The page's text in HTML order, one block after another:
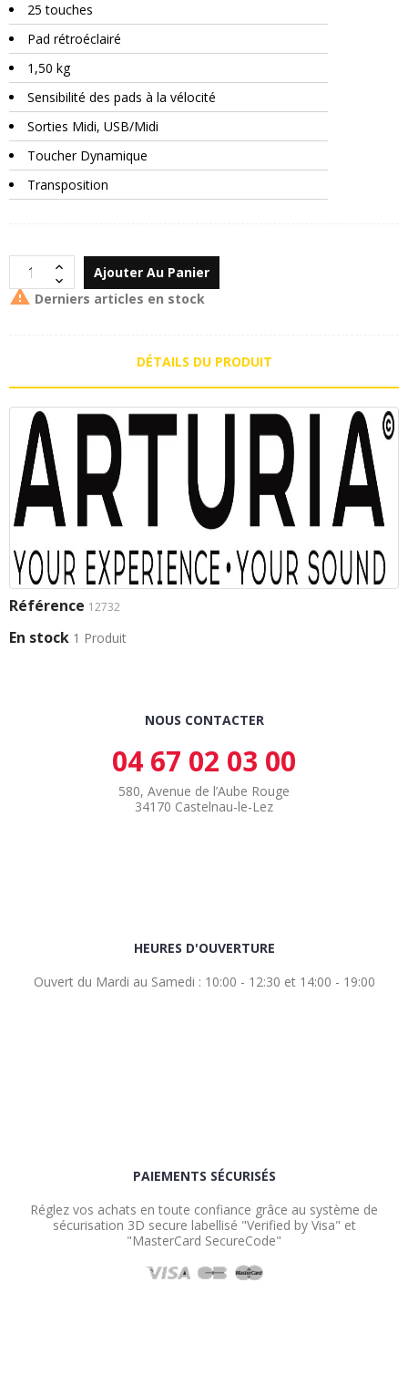
25 touches
Pad rétroéclairé
1,50 kg
Sensibilité des pads à la vélocité
Sorties Midi, USB/Midi
Toucher Dynamique
Transposition
Ajouter Au Panier
 Derniers articles en stock
DÉTAILS DU PRODUIT
Référence 12732
En stock 1 Produit
NOUS CONTACTER
04 67 02 03 00
580, Avenue de l’Aube Rouge
34170 Castelnau-le-Lez
HEURES D'OUVERTURE
Ouvert du Mardi au Samedi : 10:00 - 12:30 et 14:00 - 19:00
PAIEMENTS SÉCURISÉS
Réglez vos achats en toute confiance grâce au système de
sécurisation 3D secure labellisé "Verified by Visa" et
"MasterCard SecureCode"